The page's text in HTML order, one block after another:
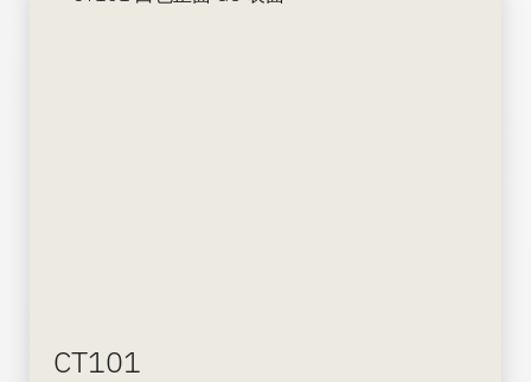
CT101